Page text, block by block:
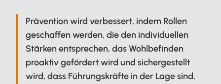
Prävention wird verbessert, indem Rollen
geschaffen werden, die den individuellen
Stärken entsprechen, das Wohlbefinden
proaktiv gefördert wird und sichergestellt
wird, dass Führungskräfte in der Lage sind,